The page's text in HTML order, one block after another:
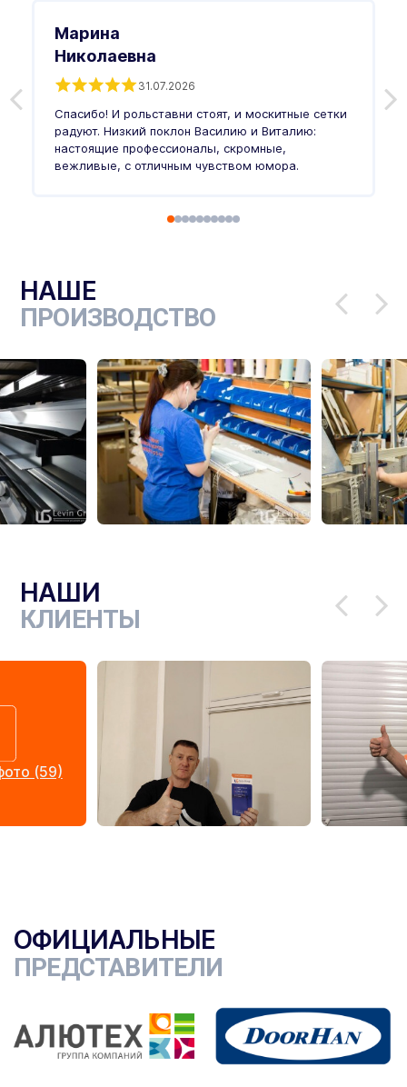
Марина
Николаевна
31.07.2026
Спасибо! И рольставни стоят, и москитные сетки
радуют. Низкий поклон Василию и Виталию:
настоящие профессионалы, скромные,
вежливые, с отличным чувством юмора.
НАШЕ
ПРОИЗВОДСТВО
НАШИ
КЛИЕНТЫ
(59)
ОФИЦИАЛЬНЫЕ
ПРЕДСТАВИТЕЛИ